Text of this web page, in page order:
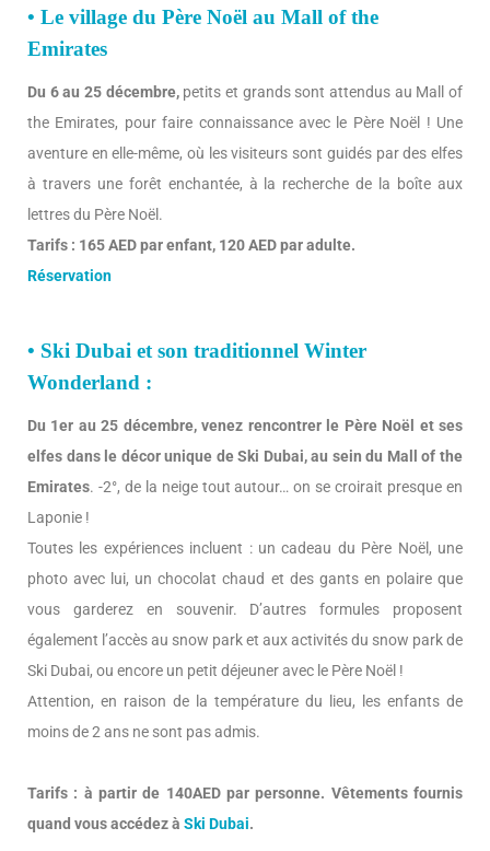
• Le village du Père Noël au Mall of the
Emirates
Du 6 au 25 décembre,petits et grands sont attendus au Mall of
the Emirates, pour faire connaissance avec le Père Noël ! Une
aventure en elle-même, où les visiteurs sont guidés par des elfes
à travers une forêt enchantée, à la recherche de la boîte aux
lettres du Père Noël.
Tarifs : 165 AED par enfant, 120 AED par adulte.
Réservation
• Ski Dubai et son traditionnel Winter
Wonderland :
Du 1er au 25 décembre, venez rencontrer le Père Noël et ses
elfes dans le décor unique de Ski Dubai, au sein du Mall of the
Emirates. -2°, de la neige tout autour… on se croirait presque en
Laponie !
Toutes les expériences incluent : un cadeau du Père Noël, une
photo avec lui, un chocolat chaud et des gants en polaire que
vous garderez en souvenir. D’autres formules proposent
également l’accès au snow park et aux activités du snow park de
Ski Dubai, ou encore un petit déjeuner avec le Père Noël !
Attention, en raison de la température du lieu, les enfants de
moins de 2 ans ne sont pas admis.
Tarifs : à partir de 140AED par personne. Vêtements fournis
quand vous accédez à Ski Dubai.